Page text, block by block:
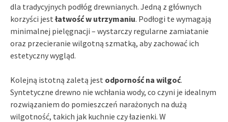
dla tradycyjnych podłóg drewnianych. Jedną z głównych
korzyści jest łatwość w utrzymaniu. Podłogi te wymagają
minimalnej pielęgnacji – wystarczy regularne zamiatanie
oraz przecieranie wilgotną szmatką, aby zachować ich
estetyczny wygląd.
Kolejną istotną zaletą jest odporność na wilgoć.
Syntetyczne drewno nie wchłania wody, co czyni je idealnym
rozwiązaniem do pomieszczeń narażonych na dużą
wilgotność, takich jak kuchnie czy łazienki. W